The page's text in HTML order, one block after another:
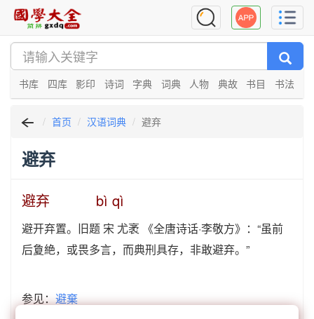
书库 四库 影印 诗词 字典 词典 人物 典故 书目 书法
首页 汉语词典 避弃
避弃
避弃 bì qì
避开弃置。旧题 宋 尤袤 《全唐诗话·李敬方》：“虽前
后夐絶，或畏多言，而典刑具存，非敢避弃。”
参见：避棄